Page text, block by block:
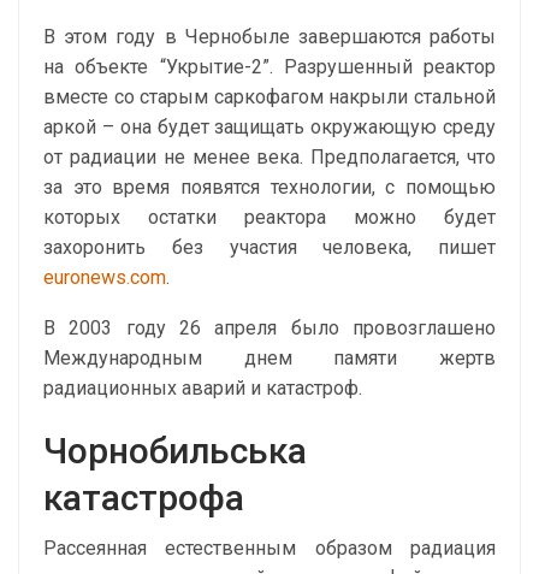
В этом году в Чернобыле завершаются работы
на объекте “Укрытие-2”. Разрушенный реактор
вместе со старым саркофагом накрыли стальной
аркой – она будет защищать окружающую среду
от радиации не менее века. Предполагается, что
за это время появятся технологии, с помощью
которых остатки реактора можно будет
захоронить без участия человека, пишет
euronews.com.
В 2003 году 26 апреля было провозглашено
Международным днем памяти жертв
радиационных аварий и катастроф.
Чорнобильська
катастрофа
Рассеянная естественным образом радиация